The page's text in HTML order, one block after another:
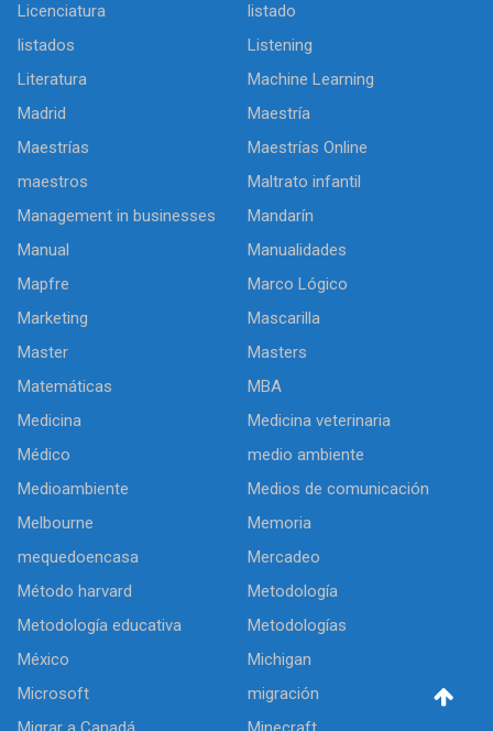
Licenciatura
listado
listados
Listening
Literatura
Machine Learning
Madrid
Maestría
Maestrías
Maestrías Online
maestros
Maltrato infantil
Management in businesses
Mandarín
Manual
Manualidades
Mapfre
Marco Lógico
Marketing
Mascarilla
Master
Masters
Matemáticas
MBA
Medicina
Medicina veterinaria
Médico
medio ambiente
Medioambiente
Medios de comunicación
Melbourne
Memoria
mequedoencasa
Mercadeo
Método harvard
Metodología
Metodología educativa
Metodologías
México
Michigan
Microsoft
migración